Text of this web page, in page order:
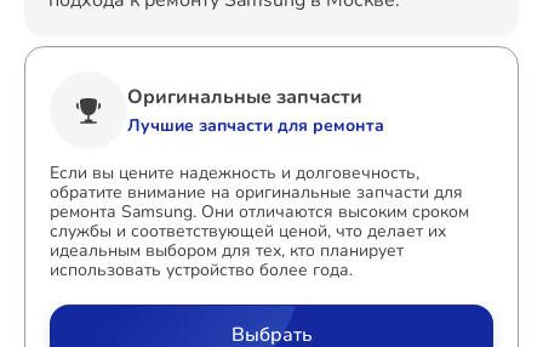
Оригинальные запчасти
Лучшие запчасти для ремонта
Если вы цените надежность и долговечность,
обратите внимание на оригинальные запчасти для
ремонта Samsung. Они отличаются высоким сроком
службы и соответствующей ценой, что делает их
идеальным выбором для тех, кто планирует
использовать устройство более года.
Выбрать